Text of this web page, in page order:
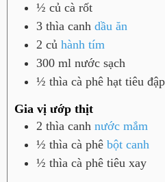
½ củ cà rốt
3 thìa canh dầu ăn
2 củ hành tím
300 ml nước sạch
½ thìa cà phê hạt tiêu
Gia vị ướp thịt
2 thìa canh nước mắm
½ thìa cà phê bột canh
½ thìa cà phê tiêu xay